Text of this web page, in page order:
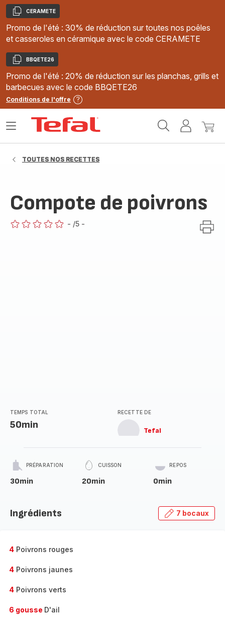
Copier
CERAMETE
Promo de l'été : 30% de réduction sur toutes nos poêles
et casseroles en céramique avec le code CERAMETE
Copier
BBQETE26
Promo de l'été : 20% de réduction sur les planchas, grills et
barbecues avec le code BBQETE26
Conditions de l'offre
MonMon
Ouvrir
TOUTES NOS RECETTES
Compote de poivrons
- /5 -
TEMPS TOTAL
50min
RECETTE DE
Tefal
PRÉPARATION
30min
CUISSON
20min
REPOS
0min
Ingrédients 7 bocaux
4 Poivrons rouges
4 Poivrons jaunes
4 Poivrons verts
6 gousse D'ail